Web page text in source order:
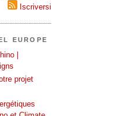
Iscriversi
EUROPE
|
projet